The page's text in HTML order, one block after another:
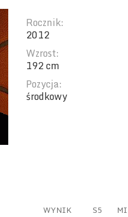
Rocznik:
2012
Wzrost:
192 cm
Pozycja:
środkowy
WYNIK S5